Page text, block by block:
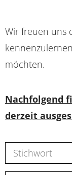
Wir freuen uns
möchten.
Nachfolgend
derzeit